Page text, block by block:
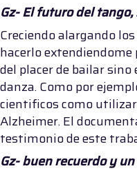
Gz- El futuro del
Creciendo alargando
hacerlo
del placer de bailar
danza. Como por
cientificos como
Alzheimer. El
testimonio de este
Gz- buen recuerdo y